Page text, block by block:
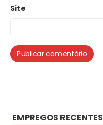
Site
EMPREGOS RECENTES